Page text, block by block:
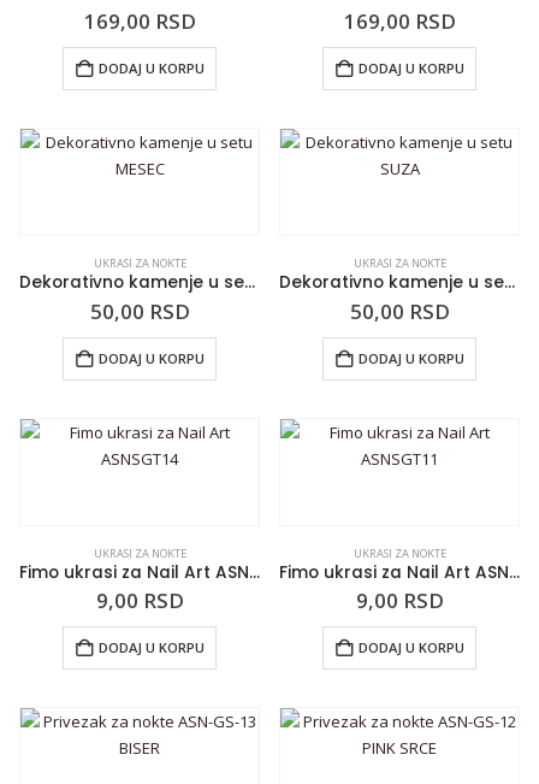
169,00 RSD
DODAJ U KORPU
169,00 RSD
DODAJ U KORPU
UKRASI ZA NOKTE
Dekorativno kamenje u setu MESEC
50,00 RSD
DODAJ U KORPU
UKRASI ZA NOKTE
Dekorativno kamenje u setu SUZA
50,00 RSD
DODAJ U KORPU
UKRASI ZA NOKTE
Fimo ukrasi za Nail Art ASNSGT14
9,00 RSD
DODAJ U KORPU
UKRASI ZA NOKTE
Fimo ukrasi za Nail Art ASNSGT11
9,00 RSD
DODAJ U KORPU